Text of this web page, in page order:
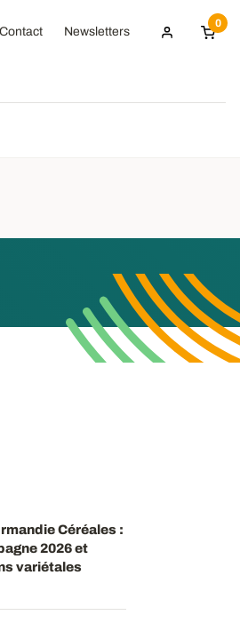
Contact Newsletters
0
Céréales :
2026 et
variétales